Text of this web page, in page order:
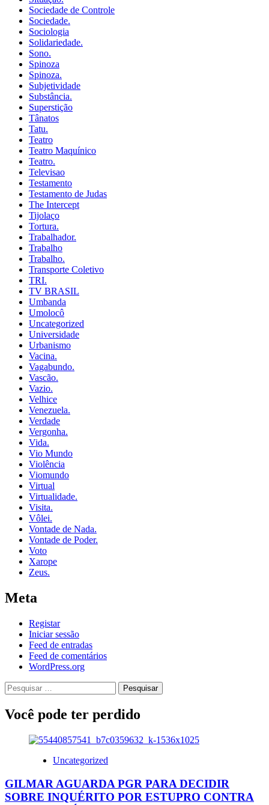
Sociedade de Controle
Sociedade.
Sociologia
Solidariedade.
Sono.
Spinoza
Spinoza.
Subjetividade
Substância.
Superstição
Tânatos
Tatu.
Teatro
Teatro Maquínico
Teatro.
Televisao
Testamento
Testamento de Judas
The Intercept
Tijolaço
Tortura.
Trabalhador.
Trabalho
Trabalho.
Transporte Coletivo
TRI.
TV BRASIL
Umbanda
Umolocô
Uncategorized
Universidade
Urbanismo
Vacina.
Vagabundo.
Vascão.
Vazio.
Velhice
Venezuela.
Verdade
Vergonha.
Vida.
Vio Mundo
Violência
Viomundo
Virtual
Virtualidade.
Visita.
Vôlei.
Vontade de Nada.
Vontade de Poder.
Voto
Xarope
Zeus.
Meta
Registar
Iniciar sessão
Feed de entradas
Feed de comentários
WordPress.org
Pesquisar
por:
Você pode ter perdido
Uncategorized
GILMAR AGUARDA PGR PARA DECIDIR
SOBRE INQUÉRITO POR ESTUPRO CONTRA